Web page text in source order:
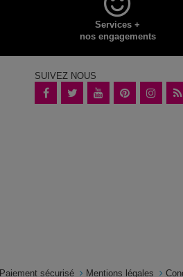
Services +
nos engagements
SUIVEZ NOUS
Paiement sécurisé Mentions légales